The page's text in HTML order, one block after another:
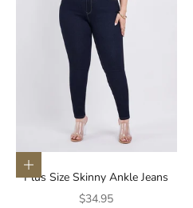
Elige opciones
Plus Size Skinny Ankle Jeans
Precio de oferta
$34.95